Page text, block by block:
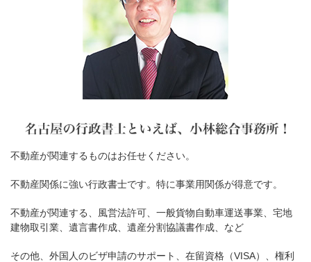
不動産が関連するものはお任せください。
不動産関係に強い行政書士です。特に事業用関係が得意です。
不動産が関連する、風営法許可、一般貨物自動車運送事業、宅地
建物取引業、遺言書作成、遺産分割協議書作成、など
その他、外国人のビザ申請のサポート、在留資格（VISA）、権利